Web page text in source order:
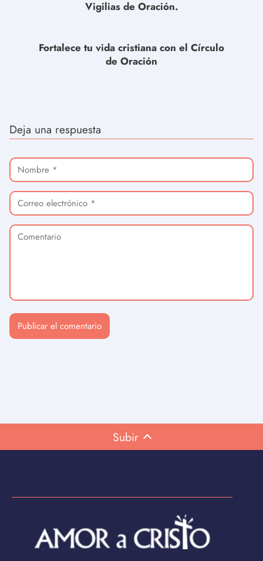
Vigilias de Oración.
Fortalece tu vida cristiana con el Círculo
de Oración
Deja una respuesta
Subir